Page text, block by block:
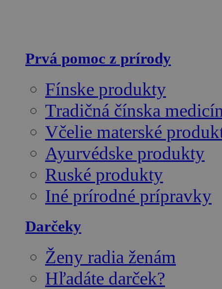
Prvá pomoc z prírody
Fínske produkty
Tradičná čínska
Včelie materské
Ayurvédske produkty
Ruské produkty
Iné prírodné prípravky
Darčeky
Ženy radia ženám
Hľadáte darček?